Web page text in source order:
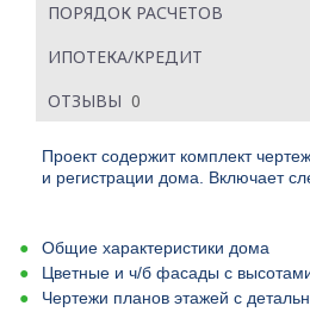
ПОРЯДОК РАСЧЕТОВ
ИПОТЕКА/КРЕДИТ
ОТЗЫВЫ 0
Проект содержит комплект
и регистрации дома. Включает
Общие характеристики дома
Цветные и ч/б фасады с
Чертежи планов этажей с